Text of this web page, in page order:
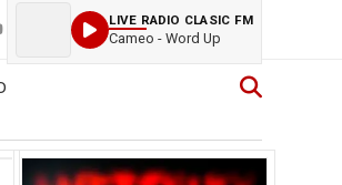
LIVE RADIO CLASIC FM
Cameo - Word Up